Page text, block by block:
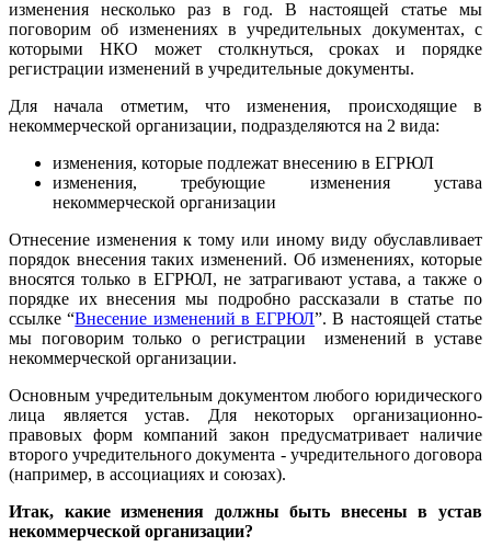
изменения несколько раз в год. В настоящей статье мы
поговорим об изменениях в учредительных документах, с
которыми НКО может столкнуться, сроках и порядке
регистрации изменений в учредительные документы.
Для начала отметим, что изменения, происходящие в
некоммерческой организации, подразделяются на 2 вида:
изменения, которые подлежат внесению в ЕГРЮЛ
изменения, требующие изменения устава
некоммерческой организации
Отнесение изменения к тому или иному виду обуславливает
порядок внесения таких изменений. Об изменениях, которые
вносятся только в ЕГРЮЛ, не затрагивают устава, а также о
порядке их внесения мы подробно рассказали в статье по
ссылке “Внесение изменений в ЕГРЮЛ”. В настоящей статье
мы поговорим только о регистрации изменений в уставе
некоммерческой организации.
Основным учредительным документом любого юридического
лица является устав. Для некоторых организационно-
правовых форм компаний закон предусматривает наличие
второго учредительного документа - учредительного договора
(например, в ассоциациях и союзах).
Итак, какиеизменения должны быть внесены в устав
некоммерческой организации?